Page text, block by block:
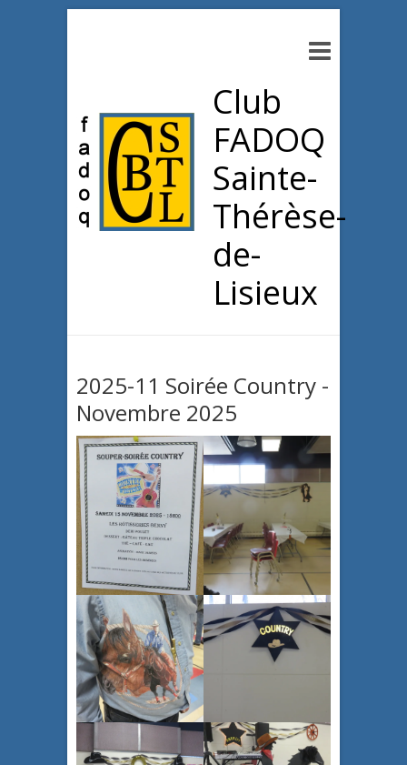
Club
FADOQ
Sainte-
Thérèse-
de-
Lisieux
2025-11 Soirée Country -
Novembre 2025